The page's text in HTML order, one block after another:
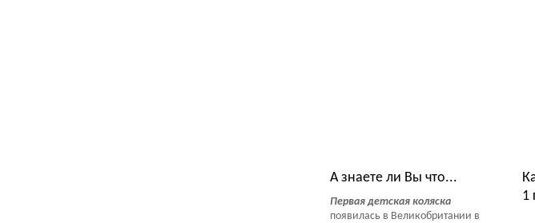
А знаете ли Вы что...
Первая детская коляска
появилась в Великобритании в
1